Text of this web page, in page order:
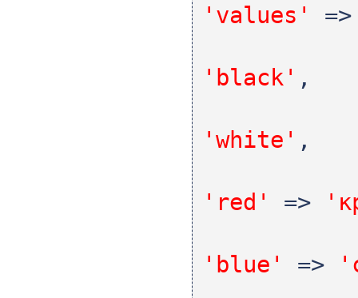
'values'
'black' ,
'white' ,
'red' =>
'blue' =>